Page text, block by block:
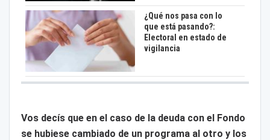
¿Qué nos pasa con lo
que está pasando?:
Electoral en estado de
vigilancia
Vos decís que en el caso de la deuda con el Fondo
se hubiese cambiado de un programa al otro y los